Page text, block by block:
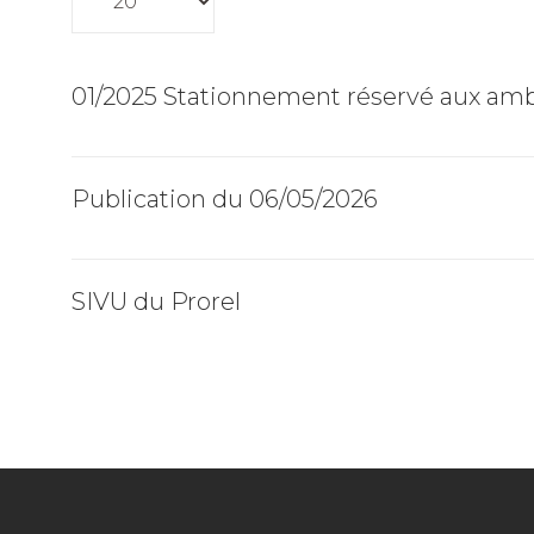
01/2025 Stationnement réservé aux
Publication du 06/05/2026
SIVU du Prorel